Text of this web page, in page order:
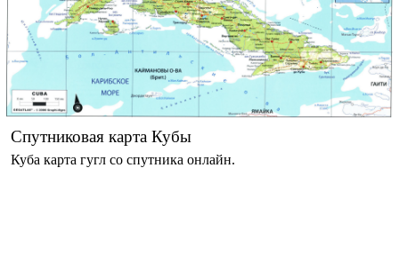
Спутниковая карта Кубы
Куба карта гугл со спутника онлайн.